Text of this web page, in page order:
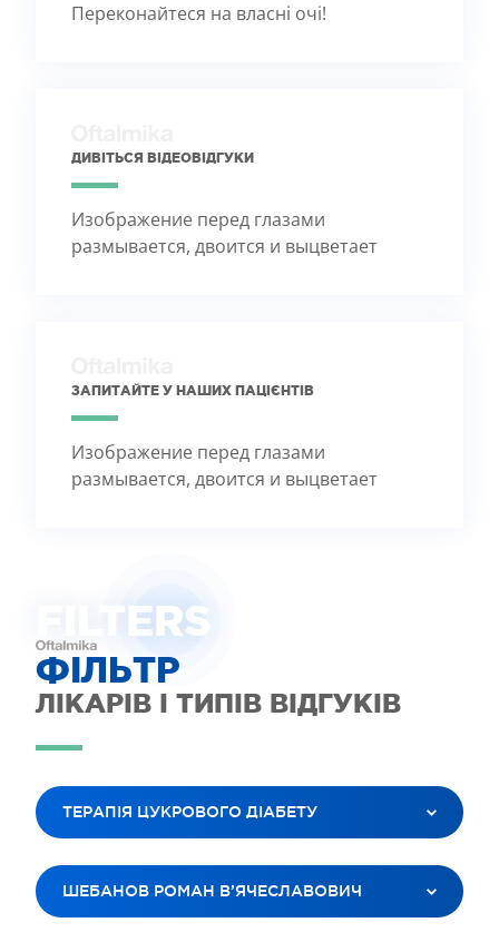
Переконайтеся на власні очі!
ДИВІТЬСЯ ВІДЕОВІДГУКИ
Изображение перед глазами
размывается, двоится и выцветает
ЗАПИТАЙТЕ У НАШИХ ПАЦІЄНТІВ
Изображение перед глазами
размывается, двоится и выцветает
FILTERS
ФІЛЬТР
ЛІКАРІВ І ТИПІВ ВІДГУКІВ
ТЕРАПІЯ ЦУКРОВОГО ДІАБЕТУ
ВСІ ПОСЛУГИ
ЛАЗЕРНА КОРЕКЦІЯ ЗОРУ
ШЕБАНОВ РОМАН В’ЯЧЕСЛАВОВИЧ